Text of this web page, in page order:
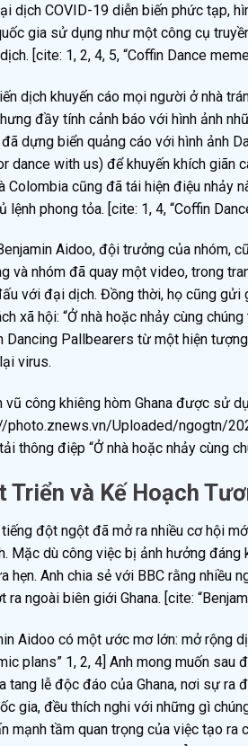
dịch COVID-19 diễn biến phức tạp,
gia sử dụng như một công cụ
[cite: 1, 2, 4, 5, “Coffin Dance
dịch khuyến cáo mọi người ở nhà
đầy tính cảnh báo với hình ảnh
dựng biển quảng cáo với hình ảnh
dance with us) để khuyến khích giãn
Colombia cũng đã tái hiện điệu nhảy
lệnh phong tỏa. [cite: 1, 4, “Coffin
Aidoo, đội trưởng của nhóm,
và nhóm đã quay một video, trong
với đại dịch. Đồng thời, họ cũng gửi
xã hội: “Ở nhà hoặc nhảy cùng
Dancing Pallbearers từ một hiện
virus.
vũ công khiêng hòm Ghana được sử
photo.znews.vn/Uploaded/ngogtn/
thông điệp “Ở nhà hoặc nhảy cùng
Triển và Kế Hoạch
đột ngột đã mở ra nhiều cơ hội
Mặc dù công việc bị ảnh hưởng
hẹn. Anh chia sẻ với BBC rằng nhiều
ra ngoài biên giới Ghana. [cite:
Aidoo có một ước mơ lớn: mở rộng
plans” 1, 2, 4] Anh mong muốn
tang lễ độc đáo của Ghana, nơi sự ra
gia, đều thích nghi với những gì
mạnh tầm quan trọng của việc tạo ra